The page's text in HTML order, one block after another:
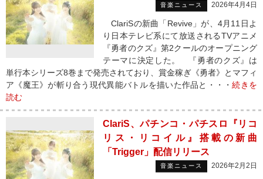
音楽ニュース 2026年4月4日
ClariSの新曲「Revive」が、4月11日よ
り日本テレビ系にて放送されるTVアニメ
『勇者のクズ』第2クールのオープニング
テーマに決定した。 『勇者のクズ』は
単行本シリーズ8巻まで発売されており、賞金稼ぎ《勇者》とマフィ
ア《魔王》が斬り合う現代異能バトルを描いた作品と・・・続きを
読む
ClariS、パチンコ・パチスロ『リコ
リス・リコイル』搭載の新曲
「Trigger」配信リリース
音楽ニュース 2026年2月2日